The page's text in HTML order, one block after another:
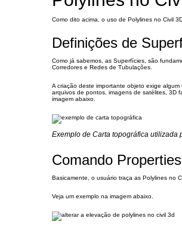
Como dito acima, o uso de Polylines no Civil
Definições de
Como já sabemos, as Superfícies, são
Corredores e Redes de Tubulações.
A criação deste importante objeto exige
arquivos de pontos, imagens de satélites, 3D
imagem abaixo.
Exemplo de Carta topográfica utilizada
Comando
Basicamente, o usuário traça as Polylines no
Veja um exemplo na imagem abaixo.